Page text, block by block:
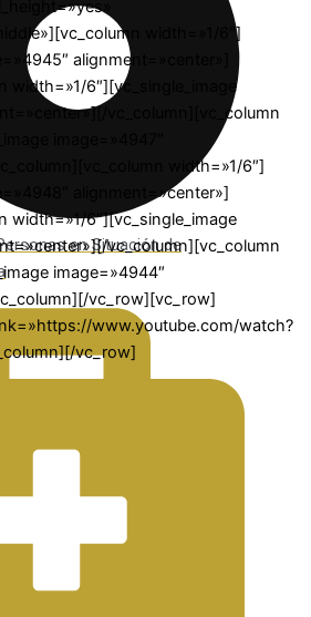
en Situación de
width=»1/6″]
alignment=»center»]
width=»1/6″][vc_single_image
vc_column][vc_column
image=»4947″
width=»1/6″]
alignment=»center»]
width=»1/6″][vc_single_image
vc_column][vc_column
image=»4944″
vc_row][vc_row]
www.youtube.com/watch?
vc_row]